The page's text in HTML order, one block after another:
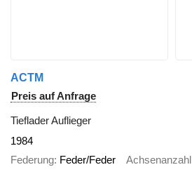
ACTM
Preis auf Anfrage
Tieflader Auflieger
1984
Federung Feder/Feder Achsenanzahl